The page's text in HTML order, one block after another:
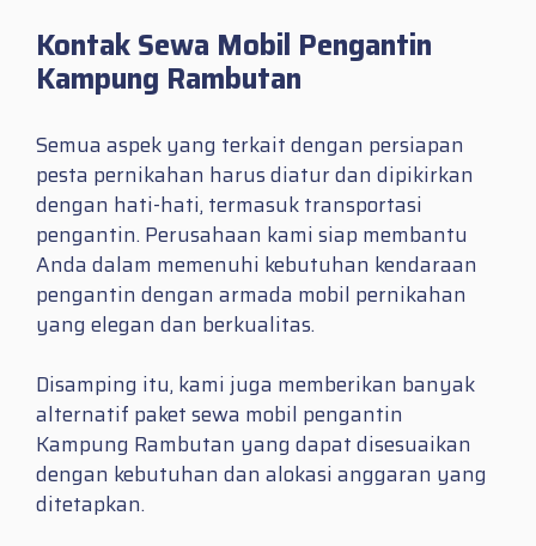
Kontak Sewa Mobil Pengantin
Kampung Rambutan
Semua aspek yang terkait dengan persiapan
pesta pernikahan harus diatur dan dipikirkan
dengan hati-hati, termasuk transportasi
pengantin. Perusahaan kami siap membantu
Anda dalam memenuhi kebutuhan kendaraan
pengantin dengan armada mobil pernikahan
yang elegan dan berkualitas.
Disamping itu, kami juga memberikan banyak
alternatif paket sewa mobil pengantin
Kampung Rambutan yang dapat disesuaikan
dengan kebutuhan dan alokasi anggaran yang
ditetapkan.